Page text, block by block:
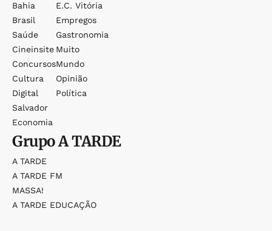
Bahia
Brasil
Saúde
Cineinsite
Concursos
Cultura
Digital
Salvador
Economia
E.c. Vitória
Empregos
Gastronomia
Muito
Mundo
Opinião
Política
GrupoA TARDE
A TARDE
A TARDE FM
MASSA!
A TARDE EDUCAÇÃO